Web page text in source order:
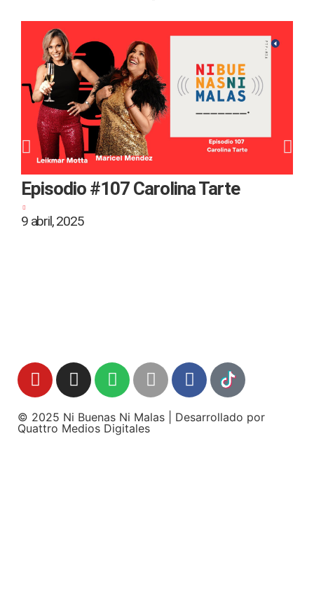
Episodio #107 Carolina Tarte
9 abril, 2025
© 2025 Ni Buenas Ni Malas | Desarrollado por
Quattro Medios Digitales